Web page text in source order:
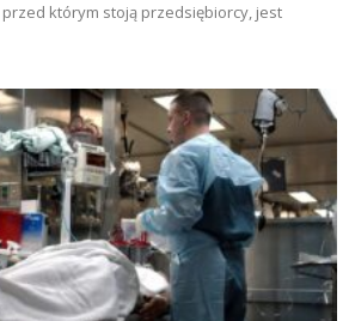
którym stoją przedsiębiorcy, jest